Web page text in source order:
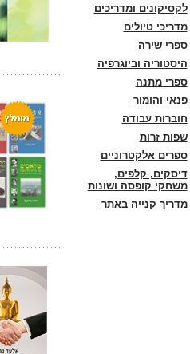
לקסיקונים ומדריכים
מדריכי טיולים
ספרי שירה
היסטוריה וביוגרפיה
ספרי מתנה
פנאי והומור
חוברות עבודה
שפות זרות
ספרים אלקטרוניים
דיסקים, קלפים,
משחקי קופסה ושונות
מדריך קנייה באתר